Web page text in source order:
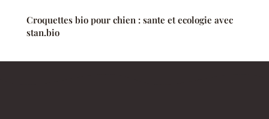
Croquettes bio pour chien : sante et ecologie avec
stan.bio